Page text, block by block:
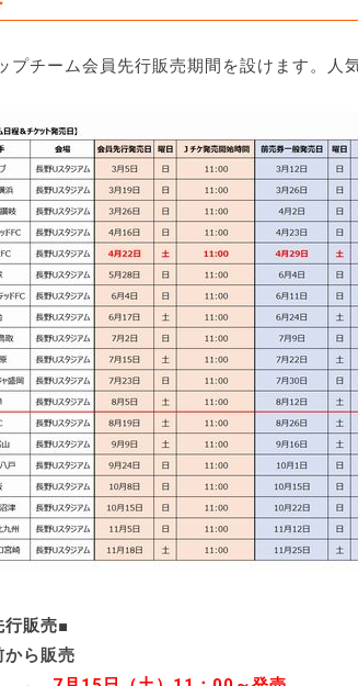
プチーム会員先行販売期間を設けます。人
行販売■
から販売